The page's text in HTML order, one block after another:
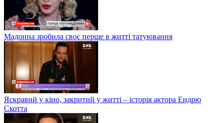
Мадонна зробила своє перше в житті татуювання
Яскравий у кіно, закритий у житті – історія актора Ендрю
Скотта